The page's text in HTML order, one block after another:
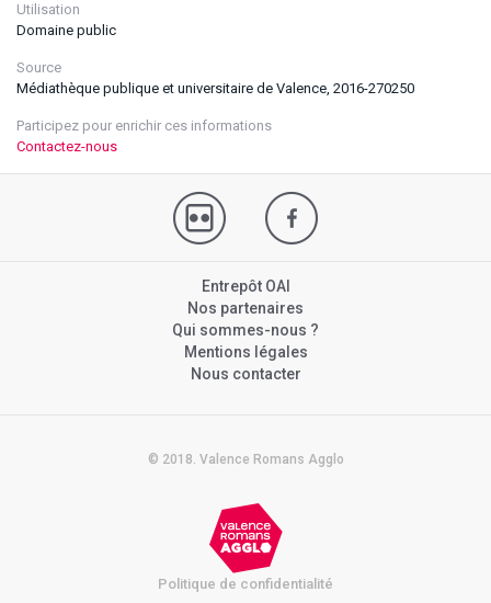
Utilisation
Domaine public
Source
Médiathèque publique et universitaire de Valence, 2016-270250
Participez pour enrichir ces informations
Contactez-nous
Entrepôt OAI
Nos partenaires
Qui sommes-nous ?
Mentions légales
Nous contacter
© 2018. Valence Romans Agglo
Politique de confidentialité